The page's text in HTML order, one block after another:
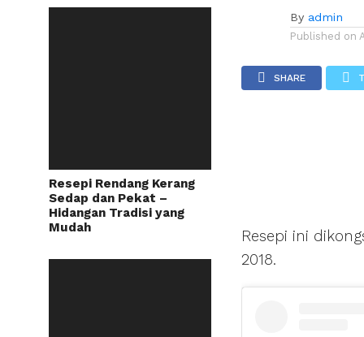
Resepi Rendang Kerang
Sedap dan Pekat –
Hidangan Tradisi yang
Mudah
By admin
Published on
SHARE
Resepi ini
2018.